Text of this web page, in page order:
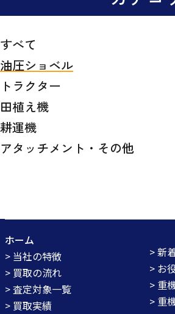
すべて
油圧ショベル
トラクター
田植え機
耕運機
アタッチメント・その他
ホーム
> 当社の特徴
> 買取の流れ
> 査定対象一覧
> 買取実績
> 新
> お
> 重
> 重